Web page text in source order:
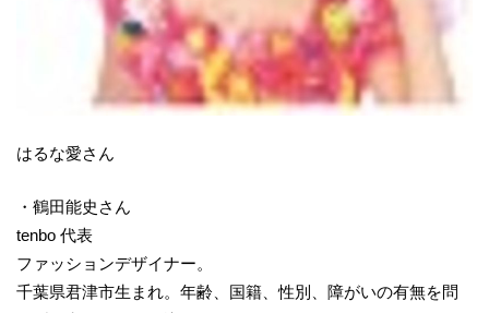
はるな愛さん
・鶴田能史さん
tenbo 代表
ファッションデザイナー。
千葉県君津市生まれ。年齢、国籍、性別、障がいの有無を問